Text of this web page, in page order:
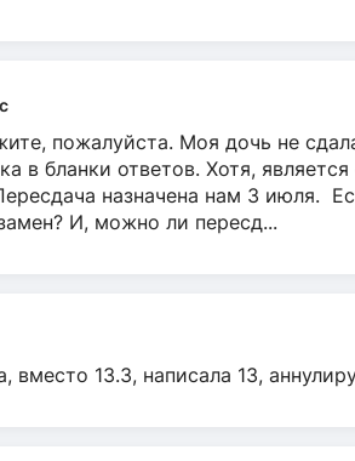
пожалуйста. Моя дочь не
в бланки ответов. Хотя,
назначена нам 3 июля.
И, можно ли пересд...
вместо 13.3, написала 13,